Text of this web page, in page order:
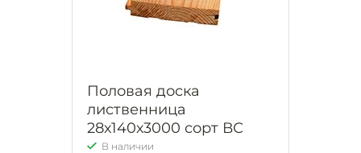
Половая доска
лиственница
28х140х3000 сорт ВС
В наличии